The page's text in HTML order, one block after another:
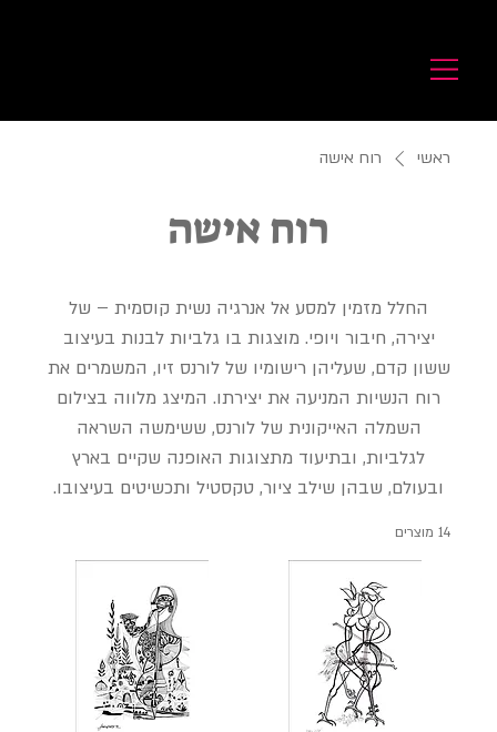
ראשי רוח אישה
רוח אישה
החלל מזמין למסע אל אנרגיה נשית קוסמית – של
יצירה, חיבור ויופי. מוצגות בו גלביות לבנות בעיצוב
ששון קדם, שעליהן רישומיו של לורנס זיו, המשמרים את
רוח הנשיות המניעה את יצירתו. המיצג מלווה בצילום
השמלה האייקונית של לורנס, ששימשה השראה
לגלביות, ובתיעוד מתצוגות האופנה שקיים בארץ
ובעולם, שבהן שילב ציור, טקסטיל ותכשיטים בעיצובו.
14 מוצרים